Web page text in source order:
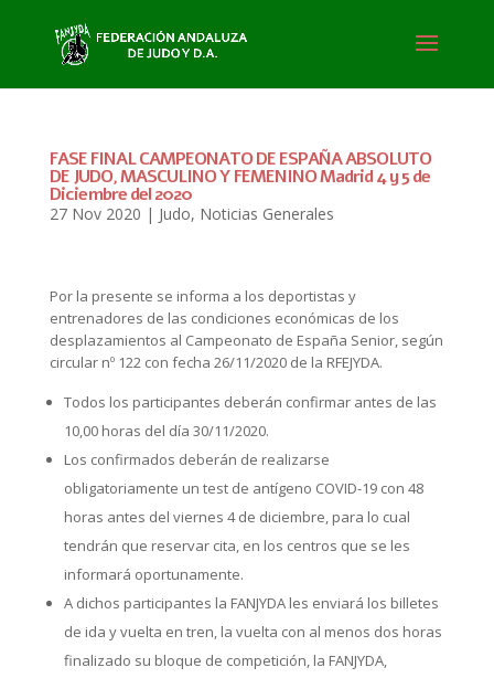
FASE FINAL CAMPEONATO DE ESPAÑA ABSOLUTO
DE JUDO, MASCULINO Y FEMENINO Madrid 4 y 5 de
Diciembre del 2020
27 Nov 2020 | Judo, Noticias Generales
Por la presente se informa a los deportistas y
entrenadores de las condiciones económicas de los
desplazamientos al Campeonato de España Senior, según
circular nº 122 con fecha 26/11/2020 de la RFEJYDA.
Todos los participantes deberán confirmar antes de las
10,00 horas del día 30/11/2020.
Los confirmados deberán de realizarse
obligatoriamente un test de antígeno COVID-19 con 48
horas antes del viernes 4 de diciembre, para lo cual
tendrán que reservar cita, en los centros que se les
informará oportunamente.
A dichos participantes la FANJYDA les enviará los billetes
de ida y vuelta en tren, la vuelta con al menos dos horas
finalizado su bloque de competición, la FANJYDA,